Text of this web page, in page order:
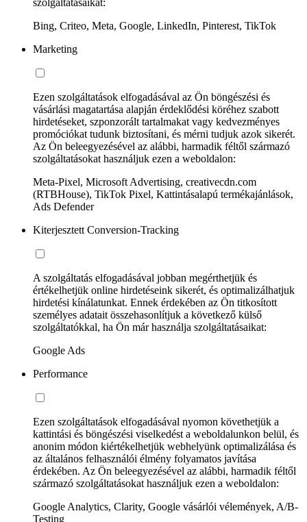
szolgáltatásaikat:
Bing, Criteo, Meta, Google, LinkedIn, Pinterest, TikTok
Marketing
Ezen szolgáltatások elfogadásával az Ön böngészési és
vásárlási magatartása alapján érdeklődési köréhez szabott
hirdetéseket, szponzorált tartalmakat vagy kedvezményes
promóciókat tudunk biztosítani, és mérni tudjuk azok sikerét.
Az Ön beleegyezésével az alábbi, harmadik féltől származó
szolgáltatásokat használjuk ezen a weboldalon:
Meta-Pixel, Microsoft Advertising, creativecdn.com
(RTBHouse), TikTok Pixel, Kattintásalapú termékajánlások,
Ads Defender
Kiterjesztett Conversion-Tracking
A szolgáltatás elfogadásával jobban megérthetjük és
értékelhetjük online hirdetéseink sikerét, és optimalizálhatjuk
hirdetési kínálatunkat. Ennek érdekében az Ön titkosított
személyes adatait összehasonlítjuk a következő külső
szolgáltatókkal, ha Ön már használja szolgáltatásaikat:
Google Ads
Performance
Ezen szolgáltatások elfogadásával nyomon követhetjük a
kattintási és böngészési viselkedést a weboldalunkon belül, és
anonim módon kiértékelhetjük webhelyünk optimalizálása és
az általános felhasználói élmény folyamatos javítása
érdekében. Az Ön beleegyezésével az alábbi, harmadik féltől
származó szolgáltatásokat használjuk ezen a weboldalon:
Google Analytics, Clarity, Google vásárlói vélemények, A/B-
Testing